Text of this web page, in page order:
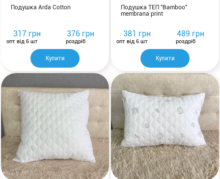
Подушка Arda Cotton
Купити
317 грн
опт від 6 шт
376 грн
роздріб
Подушка ТЕП "Bamboo"
membrana print
Купити
381 грн
опт від 6 шт
489 грн
роздріб